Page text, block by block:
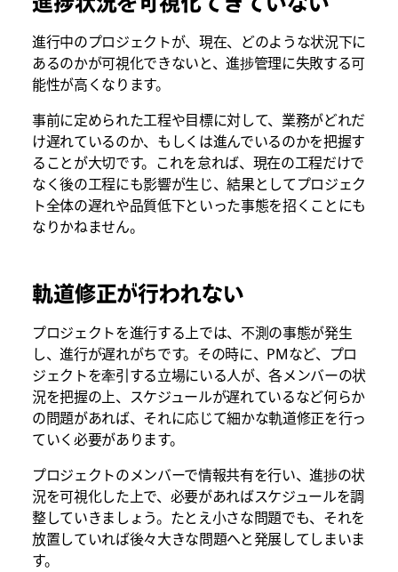
進行中のプロジェクトが、現在、どのような状況下に
あるのかが可視化できないと、進捗管理に失敗する可
能性が高くなります。
事前に定められた工程や目標に対して、業務がどれだ
け遅れているのか、もしくは進んでいるのかを把握す
ることが大切です。これを怠れば、現在の工程だけで
なく後の工程にも影響が生じ、結果としてプロジェク
ト全体の遅れや品質低下といった事態を招くことにも
なりかねません。
軌道修正が行われない
プロジェクトを進行する上では、不測の事態が発生
し、進行が遅れがちです。その時に、PMなど、プロ
ジェクトを牽引する立場にいる人が、各メンバーの状
況を把握の上、スケジュールが遅れているなど何らか
の問題があれば、それに応じて細かな軌道修正を行っ
ていく必要があります。
プロジェクトのメンバーで情報共有を行い、進捗の状
況を可視化した上で、必要があればスケジュールを調
整していきましょう。たとえ小さな問題でも、それを
放置していれば後々大きな問題へと発展してしまいま
す。